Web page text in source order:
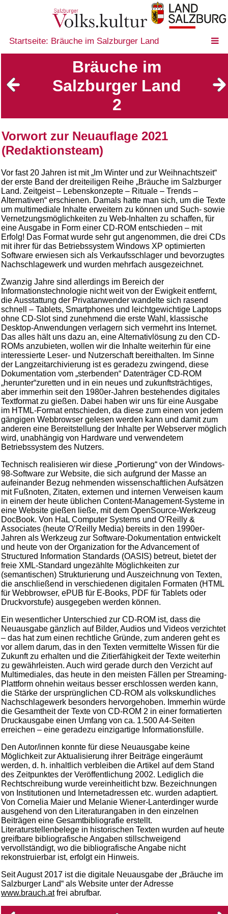
Startseite: Bräuche im Salzburger Land
Bräuche im
Salzburger Land
2
Vorwort zur Neuauflage 2021
(Redaktionsteam)
Vor fast 20 Jahren ist mit „Im Winter und zur Weihnachtszeit“
der erste Band der dreiteiligen Reihe „Bräuche im Salzburger
Land. Zeitgeist – Lebenskonzepte – Rituale – Trends –
Alternativen“ erschienen. Damals hatte man sich, um die Texte
um multimediale Inhalte erweitern zu können und Such- sowie
Vernetzungsmöglichkeiten zu Web-Inhalten zu schaffen, für
eine Ausgabe in Form einer CD-ROM entschieden – mit
Erfolg! Das Format wurde sehr gut angenommen, die drei CDs
mit ihrer für das Betriebssystem Windows XP optimierten
Software erwiesen sich als Verkaufsschlager und bevorzugtes
Nachschlagewerk und wurden mehrfach ausgezeichnet.
Zwanzig Jahre sind allerdings im Bereich der
Informationstechnologie nicht weit von der Ewigkeit entfernt,
die Ausstattung der Privatanwender wandelte sich rasend
schnell – Tablets, Smartphones und leichtgewichtige Laptops
ohne CD-Slot sind zunehmend die erste Wahl, klassische
Desktop-Anwendungen verlagern sich vermehrt ins Internet.
Das alles hält uns dazu an, eine Alternativlösung zu den CD-
ROMs anzubieten, wollen wir die Inhalte weiterhin für eine
interessierte Leser- und Nutzerschaft bereithalten. Im Sinne
der Langzeitarchivierung ist es geradezu zwingend, diese
Dokumentation vom „sterbenden“ Datenträger CD-ROM
„herunter“zuretten und in ein neues und zukunftsträchtiges,
aber immerhin seit den 1980er-Jahren bestehendes digitales
Textformat zu gießen. Dabei haben wir uns für eine Ausgabe
im HTML-Format entschieden, da diese zum einen von jedem
gängigen Webbrowser gelesen werden kann und damit zum
anderen eine Bereitstellung der Inhalte per Webserver möglich
wird, unabhängig von Hardware und verwendetem
Betriebssystem des Nutzers.
Technisch realisieren wir diese „Portierung“ von der Windows-
98-Software zur Website, die sich aufgrund der Masse an
aufeinander Bezug nehmenden wissenschaftlichen Aufsätzen
mit Fußnoten, Zitaten, externen und internen Verweisen kaum
in einem der heute üblichen Content-Management-Systeme in
eine Website gießen ließe, mit dem OpenSource-Werkzeug
DocBook. Von HaL Computer Systems und O’Reilly &
Associates (heute O’Reilly Media) bereits in den 1990er-
Jahren als Werkzeug zur Software-Dokumentation entwickelt
und heute von der Organization for the Advancement of
Structured Information Standards (OASIS) betreut, bietet der
freie XML-Standard ungezählte Möglichkeiten zur
(semantischen) Strukturierung und Auszeichnung von Texten,
die anschließend in verschiedenen digitalen Formaten (HTML
für Webbrowser, ePUB für E-Books, PDF für Tablets oder
Druckvorstufe) ausgegeben werden können.
Ein wesentlicher Unterschied zur CD-ROM ist, dass die
Neuausgabe gänzlich auf Bilder, Audios und Videos verzichtet
– das hat zum einen rechtliche Gründe, zum anderen geht es
vor allem darum, das in den Texten vermittelte Wissen für die
Zukunft zu erhalten und die Zitierfähigkeit der Texte weiterhin
zu gewährleisten. Auch wird gerade durch den Verzicht auf
Multimediales, das heute in den meisten Fällen per Streaming-
Plattform ohnehin weitaus besser erschlossen werden kann,
die Stärke der ursprünglichen CD-ROM als volkskundliches
Nachschlagewerk besonders hervorgehoben. Immerhin würde
die Gesamtheit der Texte von CD-ROM 2 in einer formatierten
Druckausgabe einen Umfang von ca. 1.500 A4-Seiten
erreichen – eine geradezu einzigartige Informationsfülle.
Den Autor/innen konnte für diese Neuausgabe keine
Möglichkeit zur Aktualisierung ihrer Beiträge eingeräumt
werden, d. h. inhaltlich verbleiben die Artikel auf dem Stand
des Zeitpunktes der Veröffentlichung 2002. Lediglich die
Rechtschreibung wurde vereinheitlicht bzw. Bezeichnungen
von Institutionen und Internetadressen etc. wurden adaptiert.
Von Cornelia Maier und Melanie Wiener-Lanterdinger wurde
ausgehend von den Literaturangaben in den einzelnen
Beiträgen eine Gesamtbibliografie erstellt.
Literaturstellenbelege in historischen Texten wurden auf heute
greifbare bibliografische Angaben stillschweigend
vervollständigt, wo die bibliografische Angabe nicht
rekonstruierbar ist, erfolgt ein Hinweis.
Seit August 2017 ist die digitale Neuausgabe der „Bräuche im
Salzburger Land“ als Website unter der Adresse
www.brauch.atfrei abrufbar.